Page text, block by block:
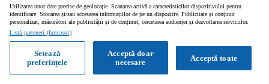
Bucuresti (Bucuresti)
Profesionist • Reactualizat
Vezi anunțurile
Utilizarea unor date precise de geolocație. Scanarea activă a caracteristicilor dispozitivului pentru
identificare. Stocarea și/sau accesarea informațiilor de pe un dispozitiv. Publicitate și conținut
personalizat, măsurători ale publicității și de conținut, cercetarea audienței și dezvoltarea serviciilor.
Listă parteneri (furnizori)
Acceptă toate
Acceptă doar
necesare
Setează
preferințele